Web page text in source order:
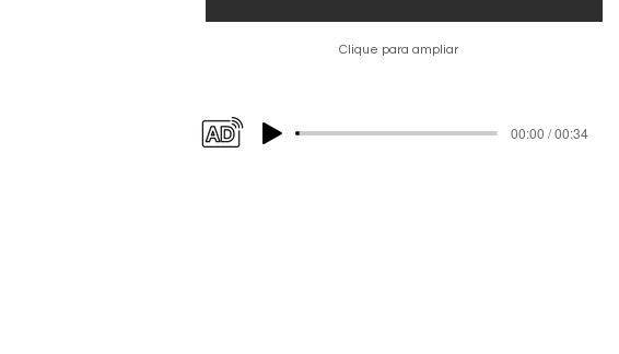
Clique para ampliar
00:00 / 00:34